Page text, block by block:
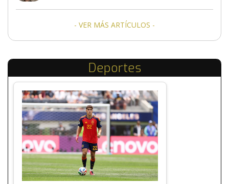
- VER MÁS ARTÍCULOS -
Deportes